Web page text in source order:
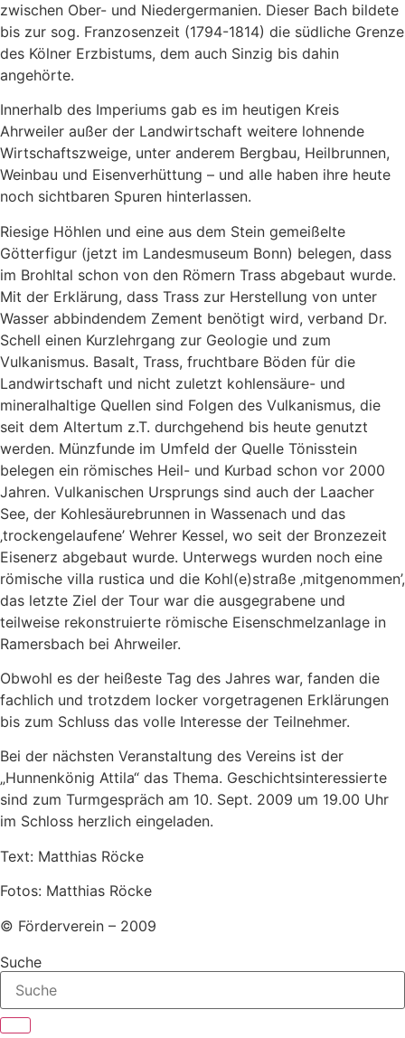
zwischen Ober- und Niedergermanien. Dieser Bach bildete
bis zur sog. Franzosenzeit (1794-1814) die südliche Grenze
des Kölner Erzbistums, dem auch Sinzig bis dahin
angehörte.
Innerhalb des Imperiums gab es im heutigen Kreis
Ahrweiler außer der Landwirtschaft weitere lohnende
Wirtschaftszweige, unter anderem Bergbau, Heilbrunnen,
Weinbau und Eisenverhüttung – und alle haben ihre heute
noch sichtbaren Spuren hinterlassen.
Riesige Höhlen und eine aus dem Stein gemeißelte
Götterfigur (jetzt im Landesmuseum Bonn) belegen, dass
im Brohltal schon von den Römern Trass abgebaut wurde.
Mit der Erklärung, dass Trass zur Herstellung von unter
Wasser abbindendem Zement benötigt wird, verband Dr.
Schell einen Kurzlehrgang zur Geologie und zum
Vulkanismus. Basalt, Trass, fruchtbare Böden für die
Landwirtschaft und nicht zuletzt kohlensäure- und
mineralhaltige Quellen sind Folgen des Vulkanismus, die
seit dem Altertum z.T. durchgehend bis heute genutzt
werden. Münzfunde im Umfeld der Quelle Tönisstein
belegen ein römisches Heil- und Kurbad schon vor 2000
Jahren. Vulkanischen Ursprungs sind auch der Laacher
See, der Kohlesäurebrunnen in Wassenach und das
‚trockengelaufene’ Wehrer Kessel, wo seit der Bronzezeit
Eisenerz abgebaut wurde. Unterwegs wurden noch eine
römische villa rustica und die Kohl(e)straße ‚mitgenommen’,
das letzte Ziel der Tour war die ausgegrabene und
teilweise rekonstruierte römische Eisenschmelzanlage in
Ramersbach bei Ahrweiler.
Obwohl es der heißeste Tag des Jahres war, fanden die
fachlich und trotzdem locker vorgetragenen Erklärungen
bis zum Schluss das volle Interesse der Teilnehmer.
Bei der nächsten Veranstaltung des Vereins ist der
„Hunnenkönig Attila“ das Thema. Geschichts­interessierte
sind zum Turmgespräch am 10. Sept. 2009 um 19.00 Uhr
im Schloss herzlich eingeladen.
Text: Matthias Röcke
Fotos: Matthias Röcke
© Förderverein – 2009
Suche